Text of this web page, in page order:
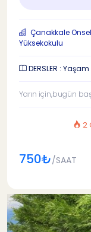
Çanakkale
Yüksekokulu
DERSLER :
Yarın için,bugün
2
750₺/SAAT